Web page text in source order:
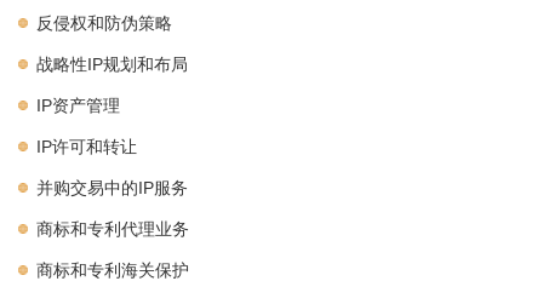
反侵权和防伪策略
战略性IP规划和布局
IP资产管理
IP许可和转让
并购交易中的IP服务
商标和专利代理业务
商标和专利海关保护